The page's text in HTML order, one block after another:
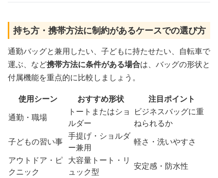
持ち方・携帯方法に制約があるケースでの選び方
通勤バッグと兼用したい、子どもに持たせたい、自転車で
運ぶ、など携帯方法に条件がある場合は、バッグの形状と
付属機能を重点的に比較しましょう。
使用シーン
おすすめ形状
注目ポイント
通勤・職場
トートまたはショ
ルダー
ビジネスバッグに重
ねられるか
子どもの習い事
手提げ・ショルダ
ー兼用
軽さ・洗いやすさ
アウトドア・ピ
クニック
大容量トート・リ
ュック型
安定感・防水性